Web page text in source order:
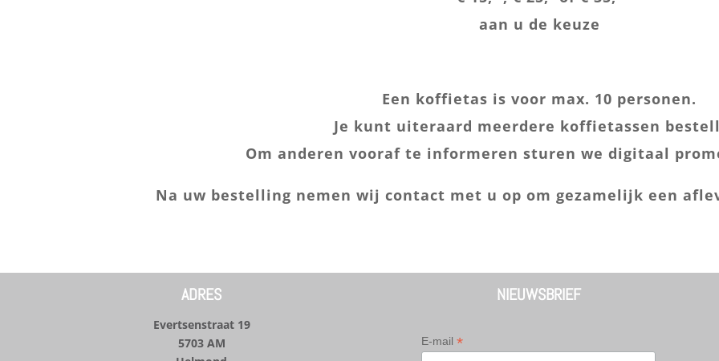
aan u de keuze
Een koffietas is voor max. 10 personen.
Je kunt uiteraard meerdere koffietassen
Om anderen vooraf te informeren sturen we digitaal
Na uw bestelling nemen wij contact met u op om gezamelijk een
ADRES
Evertsenstraat 19
5703 AM
NIEUWSBRIEF
E-mail*